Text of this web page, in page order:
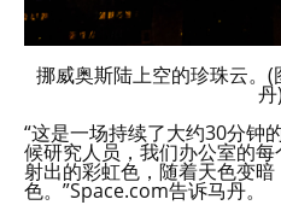
挪威奥斯陆上空的珍珠云。
丹)
“这是一场持续了大约30分钟
候研究人员，我们办公室的
射出的彩虹色，随着天色变
色。”Space.com告诉马丹。